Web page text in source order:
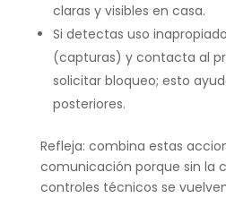
claras y visibles en casa.
Si detectas uso
(capturas) y contacta al
solicitar bloqueo; esto
posteriores.
Refleja: combina estas
comunicación porque sin la
controles técnicos se